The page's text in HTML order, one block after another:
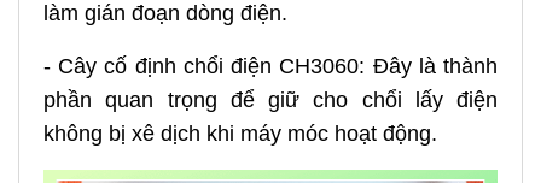
làm gián đoạn dòng điện.
- Cây cố định chổi điện CH3060: Đây là thành
phần quan trọng để giữ cho chổi lấy điện
không bị xê dịch khi máy móc hoạt động.